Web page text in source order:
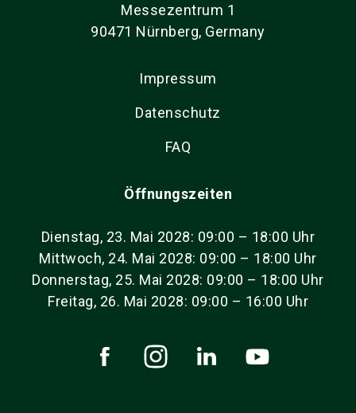
Messezentrum 1
90471 Nürnberg, Germany
Impressum
Datenschutz
FAQ
Öffnungszeiten
Dienstag, 23. Mai 2028: 09:00 – 18:00 Uhr
Mittwoch, 24. Mai 2028: 09:00 – 18:00 Uhr
Donnerstag, 25. Mai 2028: 09:00 – 18:00 Uhr
Freitag, 26. Mai 2028: 09:00 – 16:00 Uhr